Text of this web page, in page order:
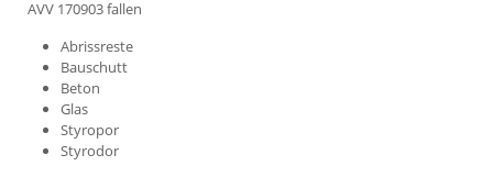
AVV 170903 fallen
Abrissreste
Bauschutt
Beton
Glas
Styropor
Styrodor